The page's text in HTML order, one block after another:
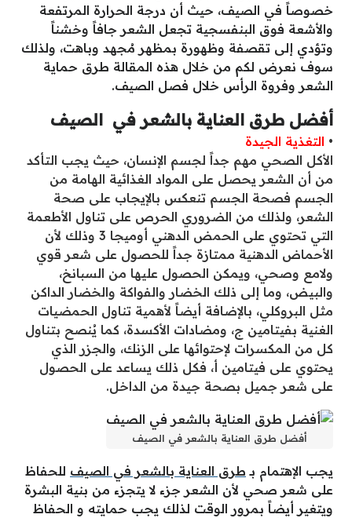
خصوصاً في الصيف، حيث أن درجة الحرارة المرتفعة
والأشعة فوق البنفسجية تجعل الشعر جافاً وخشناً
وتؤدي إلى تقصفة وظهورة بمظهر مُجهد وباهت، ولذلك
سوف نعرض لكم من خلال هذه المقالة طرق حماية
الشعر وفروة الرأس خلال فصل الصيف.
أفضل طرق العناية بالشعر في الصيف
• التغذية الجيدة
الأكل الصحي مهم جداً لجسم الإنسان، حيث يجب التأكد
من أن الشعر يحصل على المواد الغذائية الهامة من
الجسم فصحة الجسم تنعكس بالإيجاب على صحة
الشعر، ولذلك من الضروري الحرص على تناول الأطعمة
التي تحتوي على الحمض الدهني أوميجا 3 وذلك لأن
الأحماض الدهنية ممتازة جداً للحصول على شعر قوي
ولامع وصحي، ويمكن الحصول عليها من السبانخ،
والبيض، وما إلى ذلك الخضار والفواكة والخضار الداكن
مثل البروكلي، بالإضافة أيضاً لأهمية تناول الحمضيات
الغنية بفيتامين ج، ومضادات الأكسدة، كما يُنصح بتناول
كل من المكسرات لإحتوائها على الزنك، والجزر الذي
يحتوي على فيتامين أ، فكل ذلك يساعد على الحصول
على شعر جميل بصحة جيدة من الداخل.
أفضل طرق العناية بالشعر في الصيف
يجب الإهتمام بـ طرق العناية بالشعر في الصيف للحفاظ
على شعر صحي لأن الشعر جزء لا يتجزء من بنية البشرة
ويتغير أيضاً بمرور الوقت لذلك يجب حمايته و الحفاظ